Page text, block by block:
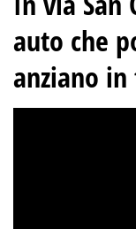
auto che
anziano